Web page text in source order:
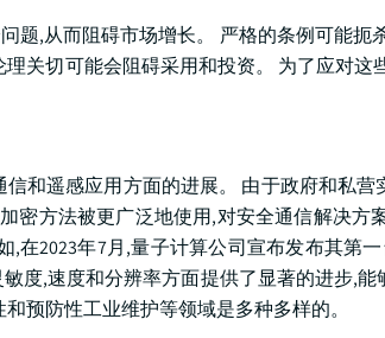
题,从而阻碍市场增长。 严格的条例可能扼
关切可能会阻碍采用和投资。 为了应对这
和遥感应用方面的进展。 由于政府和私营
密方法被更广泛地使用,对安全通信解决方
2023年7月,量子计算公司宣布发布其第
度,速度和分辨率方面提供了显著的进步,
预防性工业维护等领域是多种多样的。